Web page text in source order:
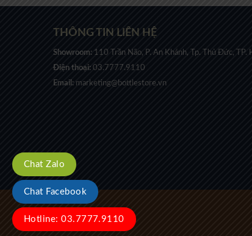
THÔNG TIN LIÊN HỆ
Showroom: 110 Trần Não, P. An Khánh, Tp. Thủ Đức, TP.
Điện thoại: 03.7777.9110
Email: marketing@bottlestore.vn
Chat Zalo
Chat Facebook
Hotline: 03.7777.9110